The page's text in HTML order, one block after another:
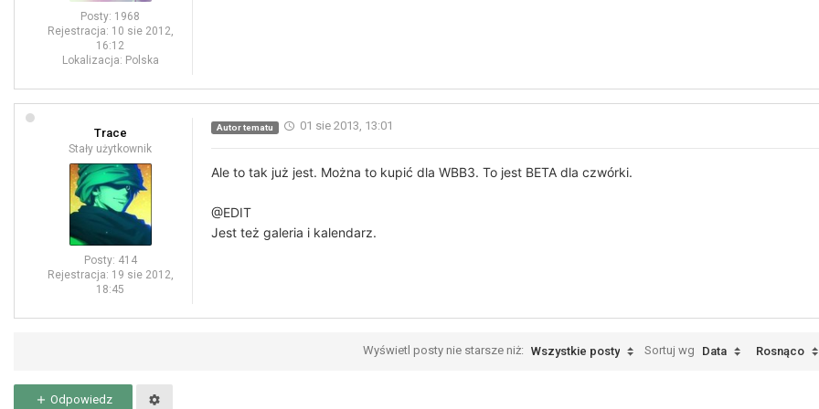
Posty: 1968
Rejestracja: 10 sie 2012,
16:12
Lokalizacja: Polska
Trace
Stały użytkownik
Posty: 414
Rejestracja: 19 sie 2012,
18:45
Autor tematu 01 sie 2013, 13:01
Ale to tak już jest. Można to kupić dla WBB3. To jest BETA dla czwórki.
@EDIT
Jest też galeria i kalendarz.
Wyświetl posty nie starsze niż: Wszystkie posty Sortuj wg Data Rosnąco
Odpowiedz